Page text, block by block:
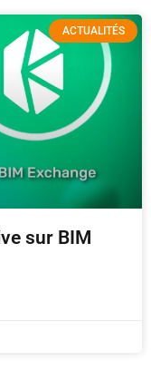
ACTUALITÉS
sur BIM